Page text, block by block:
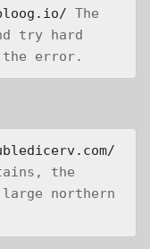
The
try hard
error.
the
northern